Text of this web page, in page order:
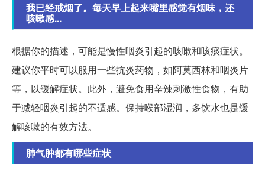
我已经戒烟了。每天早上起来嘴里感觉有烟味，还
咳嗽感...
根据你的描述，可能是慢性咽炎引起的咳嗽和咳痰症状。
建议你平时可以服用一些抗炎药物，如阿莫西林和咽炎片
等，以缓解症状。此外，避免食用辛辣刺激性食物，有助
于减轻咽炎引起的不适感。保持喉部湿润，多饮水也是缓
解咳嗽的有效方法。
肺气肿都有哪些症状